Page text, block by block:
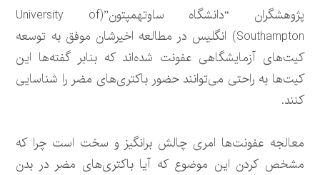
پژوهشگران “دانشگاه ساوتهمپتون”(University of
Southampton) انگلیس در مطالعه اخیرشان موفق به توسعه
کیت‌های آزمایشگاهی عفونت شده‌اند که بنابر گفته‌ها این
کیت‌ها به راحتی می‌توانند حضور باکتری‌های مضر را شناسایی
کنند.
معالجه عفونت‌ها امری چالش برانگیز و سخت است چرا که
مشخص کردن این موضوع که آیا باکتری‌های مضر در بدن